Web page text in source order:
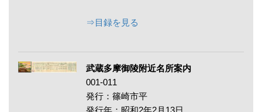
⇒目録を見る
武蔵多摩御陵附近名所案内
001-011
発行：篠崎市平
発行年：昭和2年2月13日